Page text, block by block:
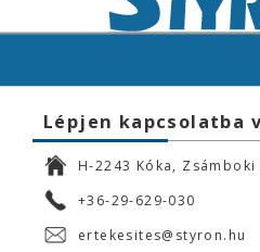
Lépjen kapcsolatba
H-2243 Kóka,
+36-29-629-030
ertekesites@styron.hu